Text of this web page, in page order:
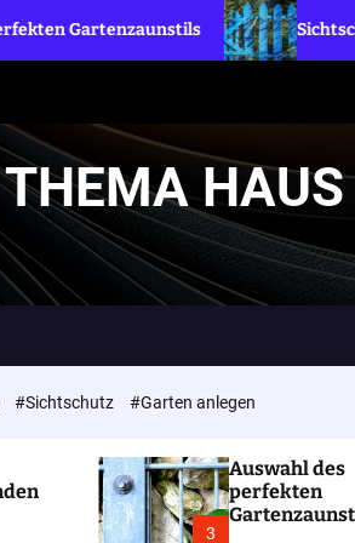
Sichtschutzzaun – Welche
#Sichtschutz #Garten anlegen
3
Auswahl des
perfekten